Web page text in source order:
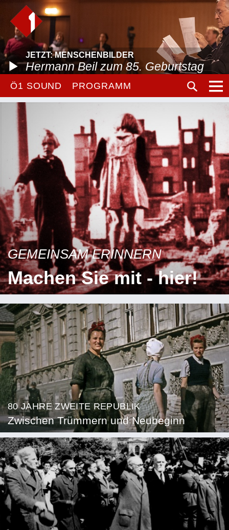
JETZT: MENSCHENBILDER
Hermann Beil zum 85. Geburtstag
Ö1 SOUND PROGRAMM
GEMEINSAM ERINNERN
Machen Sie mit - hier!
80 JAHRE ZWEITE REPUBLIK
Zwischen Trümmern und Neubeginn